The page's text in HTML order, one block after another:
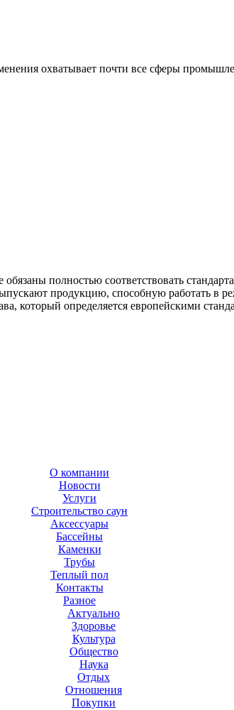
охватывает почти все сферы
полностью соответствовать
продукцию, способную работать в
который определяется европейскими
О компании
Новости
Услуги
Строительство саун
Аксесcуары
Бассейны
Каменки
Трубы
Теплый пол
Контакты
Разное
Актуально
Здоровье
Культура
Общество
Наука
Отдых
Отношения
Покупки